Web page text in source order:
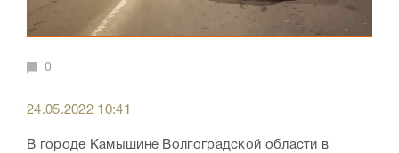
0
24.05.2022 10:41
В городе Камышине Волгоградской области в